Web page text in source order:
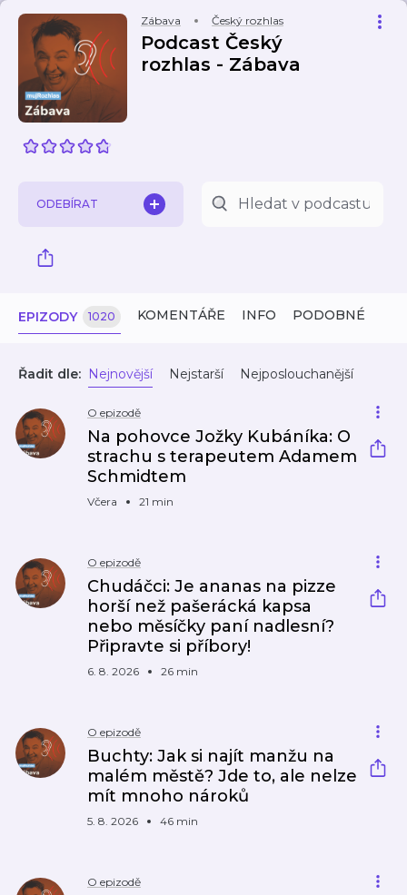
Zábava Český rozhlas
Podcast Český
rozhlas - Zábava
ODEBÍRAT
EPIZODY 1020 KOMENTÁŘE INFO PODOBNÉ
Řadit dle: Nejnovější Nejstarší Nejposlouchanější
O epizodě
Na pohovce Jožky Kubáníka: O
strachu s terapeutem Adamem
Schmidtem
Včera 21 min
O epizodě
Chudáčci: Je ananas na pizze
horší než pašerácká kapsa
nebo měsíčky paní nadlesní?
Připravte si příbory!
6. 8. 2026 26 min
O epizodě
Buchty: Jak si najít manžu na
malém městě? Jde to, ale nelze
mít mnoho nároků
5. 8. 2026 46 min
O epizodě